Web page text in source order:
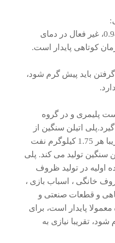
دامنه دانسیته :0.910 -0.940، غیر فعال در دمای
گرفتن باید پیش گرم شود،
پلیمری و در گروه
اتیلن سنگین از
نفت حاصل می شود. تقریبا هر 1.75 کیلوگرم نفت
سنگین تولید می کند. پلی
اولیه در تولید ظروف
خانگی ، اسباب بازی ،
و قطعات صنعتی و
معمولا پایدار است، برای
تقریبا نیازی به